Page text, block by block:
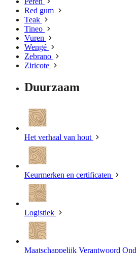
Red gum
Teak
Tineo
Vuren
Wengé
Zebrano
Ziricote
Duurzaam
Het verhaal van hout
Keurmerken en certificaten
Logistiek
Maatschappelijk Verantwoord